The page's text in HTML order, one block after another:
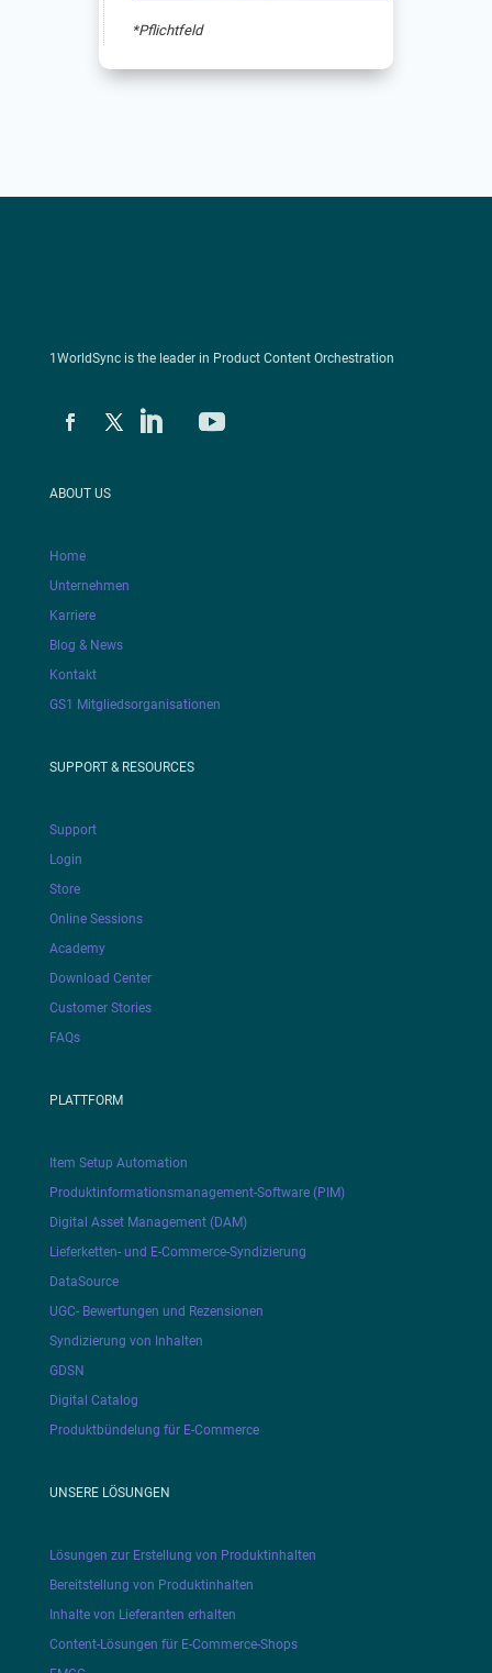
*Pflichtfeld
1WorldSync is the leader in Product Content Orchestration
ABOUT US
Home
Unternehmen
Karriere
Blog & News
Kontakt
GS1 Mitgliedsorganisationen
SUPPORT & RESOURCES
Support
Login
Store
Online Sessions
Academy
Download Center
Customer Stories
FAQs
PLATTFORM
Item Setup Automation
Produktinformationsmanagement-Software (PIM)
Digital Asset Management (DAM)
Lieferketten- und E-Commerce-Syndizierung
DataSource
UGC- Bewertungen und Rezensionen
Syndizierung von Inhalten
GDSN
Digital Catalog
Produktbündelung für E-Commerce
UNSERE LÖSUNGEN
Lösungen zur Erstellung von Produktinhalten
Bereitstellung von Produktinhalten
Inhalte von Lieferanten erhalten
Content-Lösungen für E-Commerce-Shops